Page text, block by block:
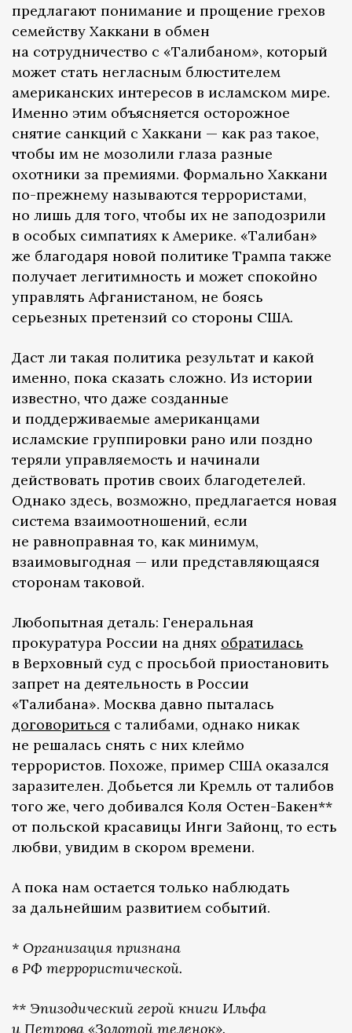
предлагают понимание и прощение грехов
семейству Хаккани в обмен
на сотрудничество с «Талибаном», который
может стать негласным блюстителем
американских интересов в исламском мире.
Именно этим объясняется осторожное
снятие санкций с Хаккани — как раз такое,
чтобы им не мозолили глаза разные
охотники за премиями. Формально Хаккани
по-прежнему называются террористами,
но лишь для того, чтобы их не заподозрили
в особых симпатиях к Америке. «Талибан»
же благодаря новой политике Трампа также
получает легитимность и может спокойно
управлять Афганистаном, не боясь
серьезных претензий со стороны США.
Даст ли такая политика результат и какой
именно, пока сказать сложно. Из истории
известно, что даже созданные
и поддерживаемые американцами
исламские группировки рано или поздно
теряли управляемость и начинали
действовать против своих благодетелей.
Однако здесь, возможно, предлагается новая
система взаимоотношений, если
не равноправная то, как минимум,
взаимовыгодная — или представляющаяся
сторонам таковой.
Любопытная деталь: Генеральная
прокуратура России на днях обратилась
в Верховный суд с просьбой приостановить
запрет на деятельность в России
«Талибана». Москва давно пыталась
договориться с талибами, однако никак
не решалась снять с них клеймо
террористов. Похоже, пример США оказался
заразителен. Добьется ли Кремль от талибов
того же, чего добивался Коля Остен-Бакен**
от польской красавицы Инги Зайонц, то есть
любви, увидим в скором времени.
А пока нам остается только наблюдать
за дальнейшим развитием событий.
* Организация признана
в РФ террористической.
** Эпизодический герой книги Ильфа
и Петрова «Золотой теленок».